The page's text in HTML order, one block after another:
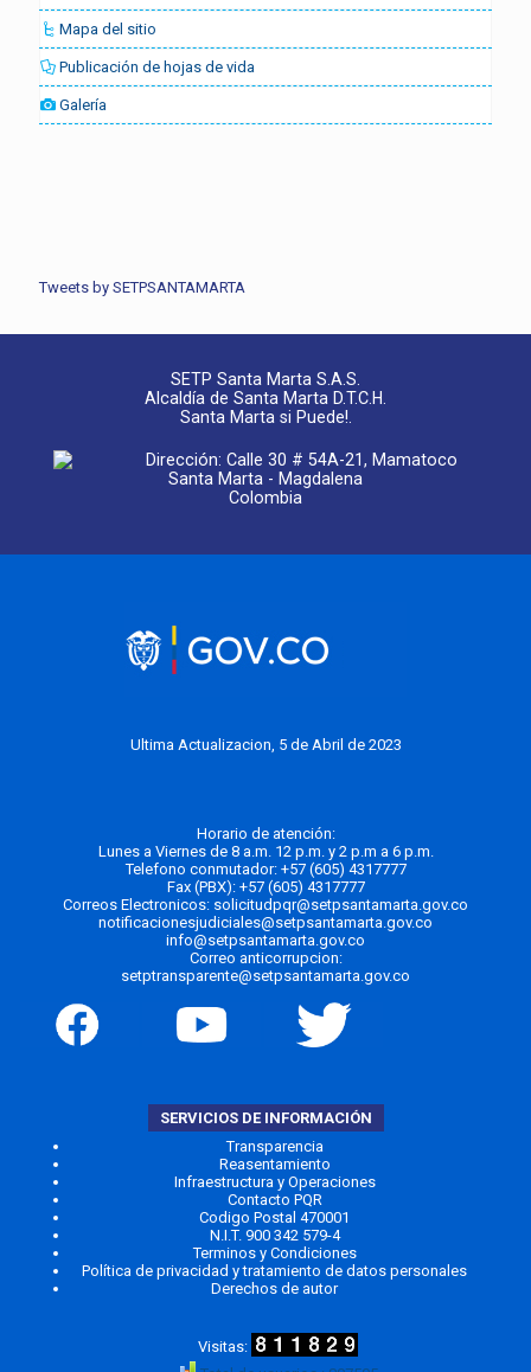
Mapa del sitio
Publicación de hojas de vida
Galería
Tweets by SETPSANTAMARTA
SETP Santa Marta S.A.S.
Alcaldía de Santa Marta D.T.C.H.
Santa Marta si Puede!.
Dirección: Calle 30 # 54A-21, Mamatoco
Santa Marta - Magdalena
Colombia
Ultima Actualizacion, 5 de Abril de 2023
Horario de atención:
Lunes a Viernes de 8 a.m. 12 p.m. y 2 p.m a 6 p.m.
Telefono conmutador: +57 (605) 4317777
Fax (PBX): +57 (605) 4317777
Correos Electronicos: solicitudpqr@setpsantamarta.gov.co
notificacionesjudiciales@setpsantamarta.gov.co
info@setpsantamarta.gov.co
Correo anticorrupcion:
setptransparente@setpsantamarta.gov.co
SERVICIOS DE INFORMACIÓN
Transparencia
Reasentamiento
Infraestructura y Operaciones
Contacto PQR
Codigo Postal 470001
N.I.T. 900 342 579-4
Terminos y Condiciones
Política de privacidad y tratamiento de datos personales
Derechos de autor